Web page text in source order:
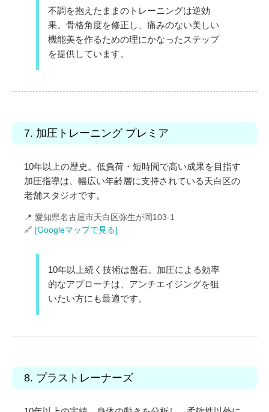
不調を抱えたままのトレーニングは逆効
果。骨格角度を修正し、痛みのない美しい
機能美を作るための理にかなったステップ
を提供しています。
7. 加圧トレーニング プレミア
10年以上の歴史。低負荷・短時間で高い成果を目指す
加圧指導は、幅広い年齢層に支持されている天白区の
老舗スタジオです。
📍 愛知県名古屋市天白区弥生が岡103-1
🔗 [Googleマップで見る]
10年以上続く技術は盤石。加圧による効率
的なアプローチは、アンチエイジングを狙
いたい方にも最適です。
8. プラストレーナーズ